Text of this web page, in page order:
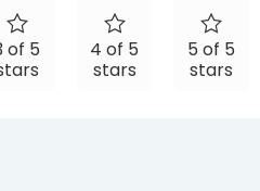
of 5
4 of 5
stars
5 of 5
stars